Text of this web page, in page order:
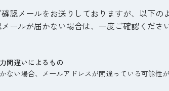
認メールをお送りしておりますが、以下
ールが届かない場合は、一度ご確認くださ
間違いによるもの
ない場合、メールアドレスが間違っている可能性